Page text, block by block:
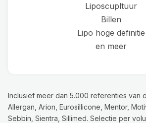
Liposcupltuur
Billen
Lipo hoge definitie
en meer
Inclusief meer dan 5.000 referenties van
Allergan, Arion, Eurosillicone, Mentor,
Sebbin, Sientra, Sillimed. Selectie per